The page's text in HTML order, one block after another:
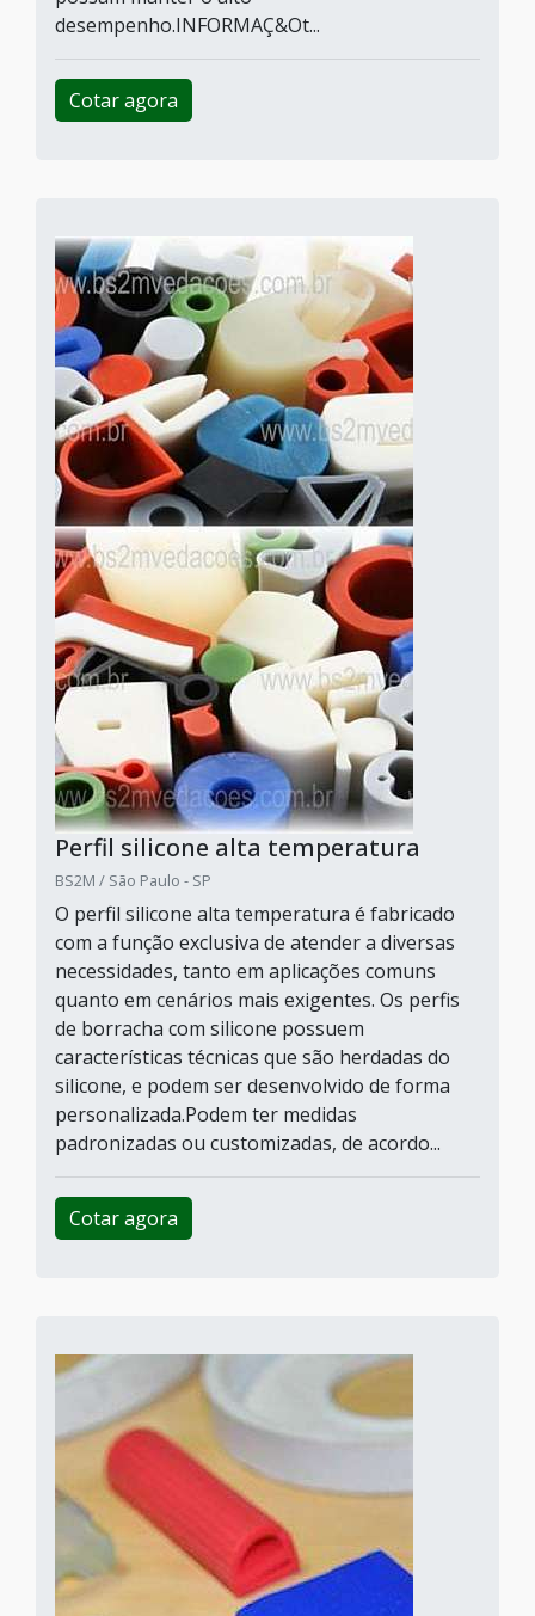
desempenho.INFORMAÇ&Ot...
Cotar agora
Perfil silicone alta temperatura
BS2M / São Paulo - SP
O perfil silicone alta temperatura é fabricado
com a função exclusiva de atender a diversas
necessidades, tanto em aplicações comuns
quanto em cenários mais exigentes. Os perfis
de borracha com silicone possuem
características técnicas que são herdadas do
silicone, e podem ser desenvolvido de forma
personalizada.Podem ter medidas
padronizadas ou customizadas, de acordo...
Cotar agora